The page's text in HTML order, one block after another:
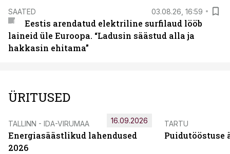
SAATED 03.08.26, 16:59
Eestis arendatud elektriline surfilaud lööb
laineid üle Euroopa. “Ladusin säästud alla ja
hakkasin ehitama”
ÜRITUSED
TALLINN - IDA-VIRUMAA
Energiasäästlikud lahendused
2026
16.09.2026 TARTU
Puidutööstuse